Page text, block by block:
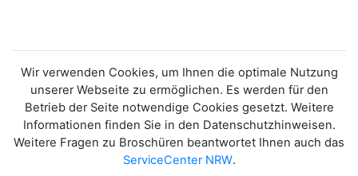
Wir verwenden Cookies, um Ihnen die optimale Nutzung
unserer Webseite zu ermöglichen. Es werden für den
Betrieb der Seite notwendige Cookies gesetzt. Weitere
Informationen finden Sie in den Datenschutzhinweisen.
Weitere Fragen zu Broschüren beantwortet Ihnen auch das
ServiceCenter NRW.